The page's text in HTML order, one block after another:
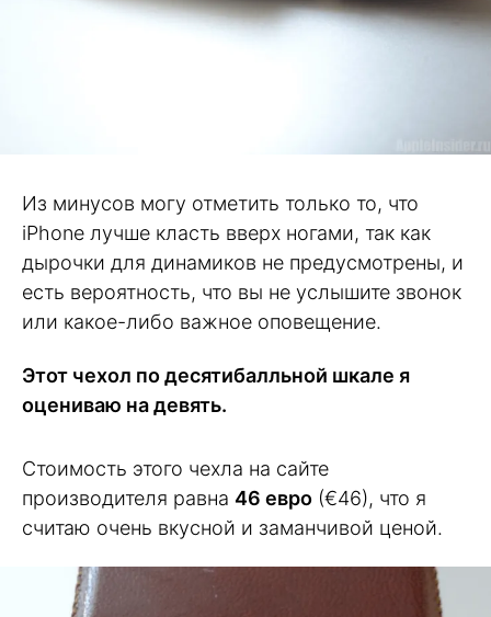
Из минусов могу отметить только то, что
iPhone лучше класть вверх ногами, так как
дырочки для динамиков не предусмотрены, и
есть вероятность, что вы не услышите звонок
или какое-либо важное оповещение.
Этот чехол по десятибалльной шкале я
оцениваю на девять.
Стоимость этого чехла на сайте
производителя равна 46 евро (€46), что я
считаю очень вкусной и заманчивой ценой.